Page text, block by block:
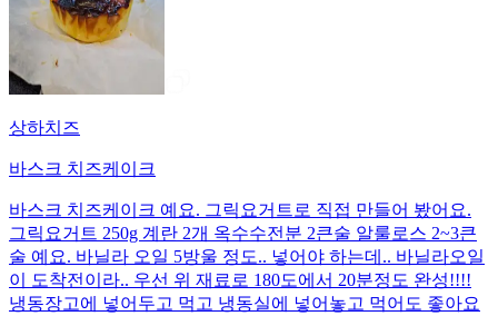
상하치즈
바스크 치즈케이크
바스크 치즈케이크 예요. 그릭요거트로 직접 만들어 봤어요.
그릭요거트 250g 계란 2개 옥수수전분 2큰술 알룰로스 2~3큰
술 예요. 바닐라 오일 5방울 정도.. 넣어야 하는데.. 바닐라오일
이 도착전이라.. 우선 위 재료로 180도에서 20분정도 완성!!!!
냉동장고에 넣어두고 먹고 냉동실에 넣어놓고 먹어도 좋아요